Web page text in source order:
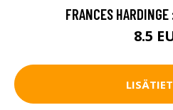
FRANCES
8.5